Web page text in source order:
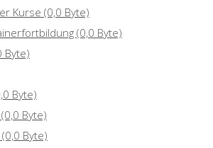
Kurse (0,0 Byte)
(0,0 Byte)
Byte)
Byte)
(0,0 Byte)
(0,0 Byte)